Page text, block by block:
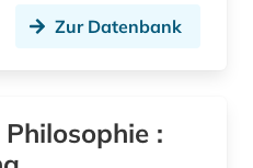
Zur Datenbank
: